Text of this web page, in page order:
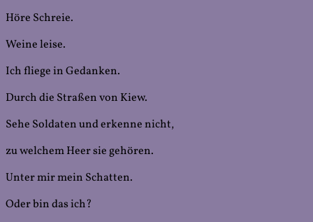
Höre Schreie.
Weine leise.
Ich fliege in Gedanken.
Durch die Straßen von Kiew.
Sehe Soldaten und erkenne nicht,
zu welchem Heer sie gehören.
Unter mir mein Schatten.
Oder bin das ich?